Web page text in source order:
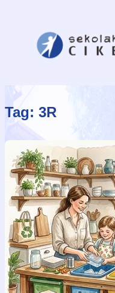
Tag: 3R